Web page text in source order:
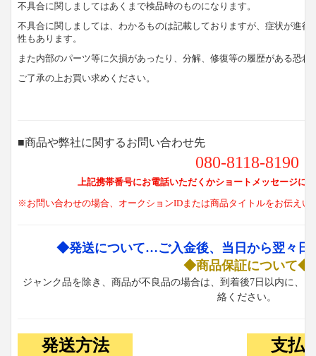
不具合に関しましてはあくまで検品時のものになります。
不具合に関しましては、わかるものは記載しておりますが、症状が進
性もあります。
また内部のパーツ等に欠損があったり、分解、修復等の履歴がある恐れ
ご了承の上お買い求めください。
■商品や弊社に関するお問い合わせ先
080-8118-8190
上記携帯番号にお電話いただくかショートメッセージに
※お問い合わせの場合、オークションIDまたは商品タイトルをお伝えい
◆発送について…ご入金後、当日から翌々日
◆商品保証について◆
ジャンク品を除き、商品が不良品の場合は、到着後7日以内に、
絡ください。
発送方法 支払